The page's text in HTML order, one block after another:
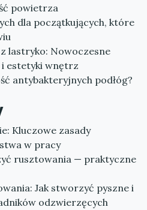
powietrza
dla początkujących, które
lastryko: Nowoczesne
estetyki wnętrz
antybakteryjnych podłóg?
Kluczowe zasady
w pracy
rusztowania — praktyczne
Jak stworzyć pyszne i
odzwierzęcych